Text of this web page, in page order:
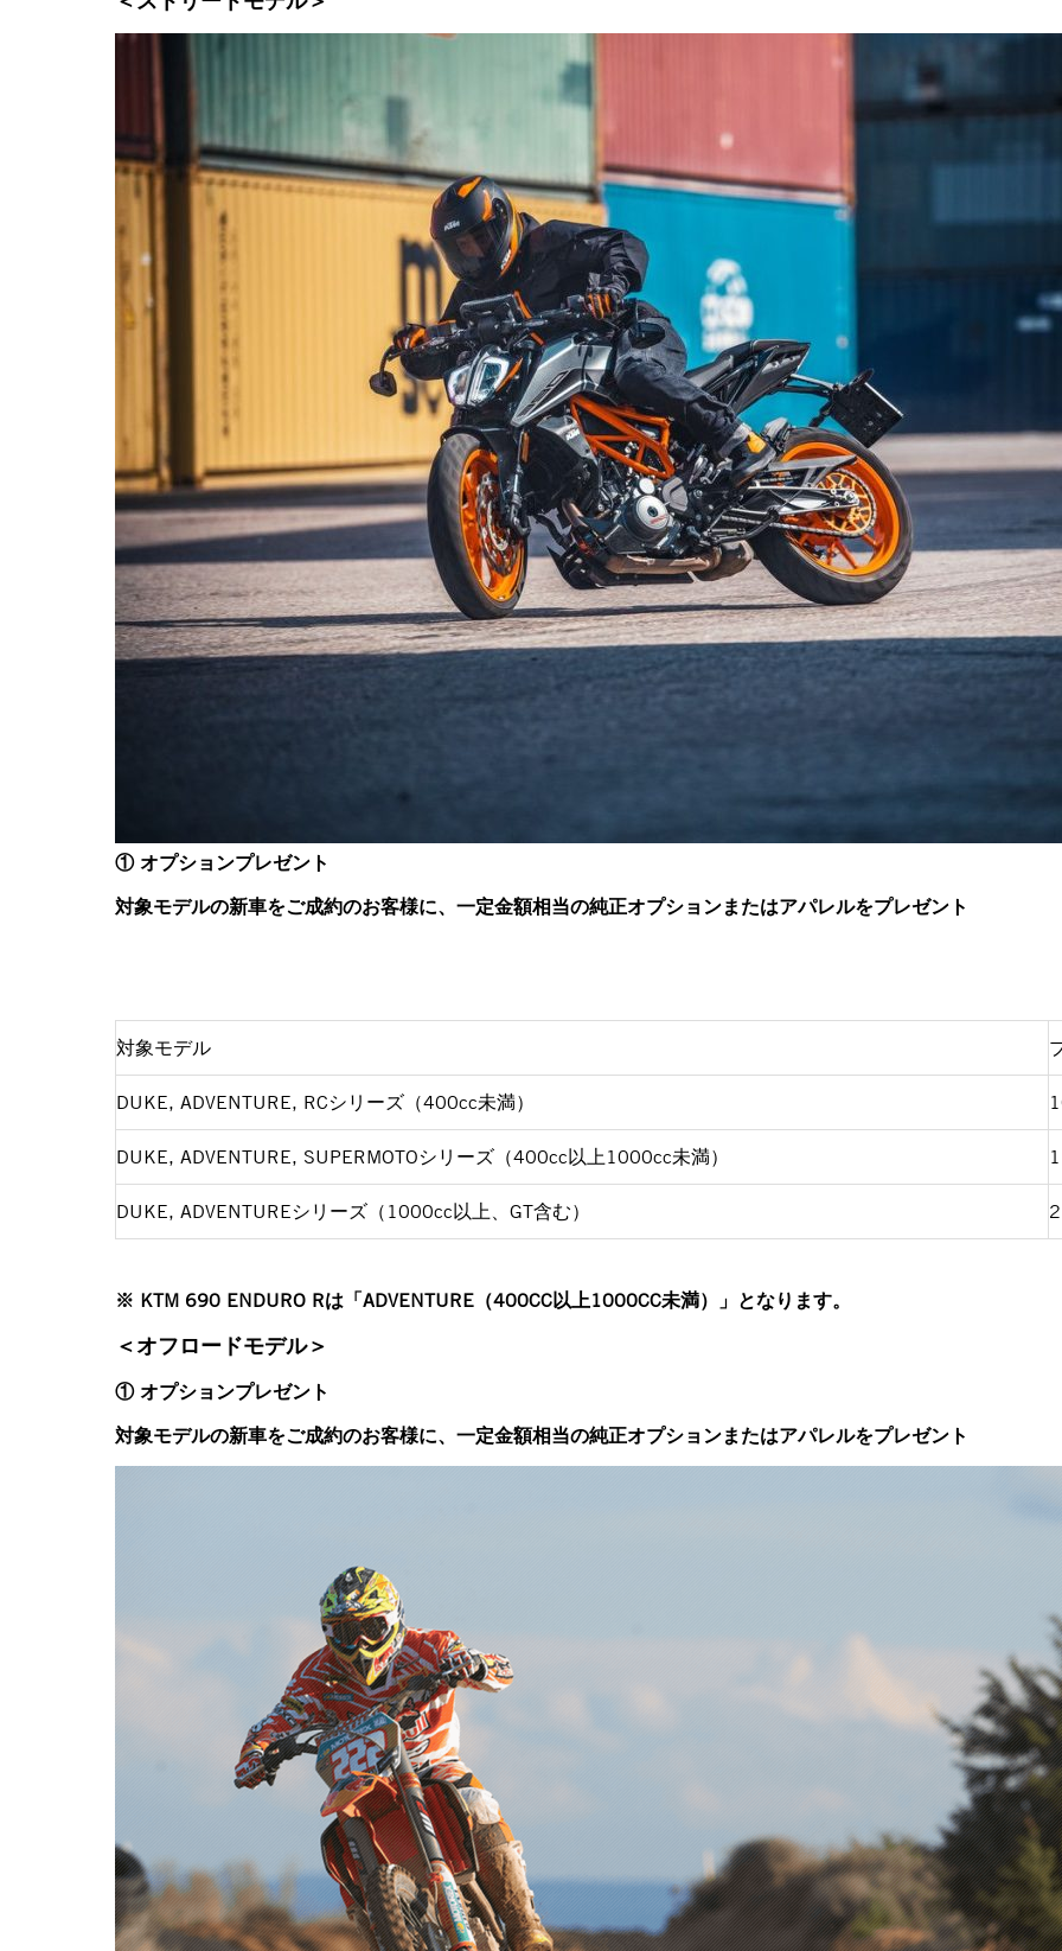
① オプションプレゼント
対象モデルの新車をご成約のお客様に、一定金額相当の純正オプションまたはアパレルをプレゼント
対象モデル
DUKE, ADVENTURE, RCシリーズ（400cc未満）
DUKE, ADVENTURE, SUPERMOTOシリーズ（400cc以上1000cc未満）
DUKE, ADVENTUREシリーズ（1000cc以上、GT含む）
※ KTM 690 ENDURO Rは「ADVENTURE（400CC以上1000CC未満）」となります。
＜オフロードモデル＞
① オプションプレゼント
対象モデルの新車をご成約のお客様に、一定金額相当の純正オプションまたはアパレルをプレゼント